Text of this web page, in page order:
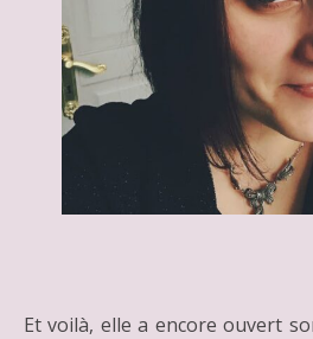
Et voilà, elle a encore ouvert